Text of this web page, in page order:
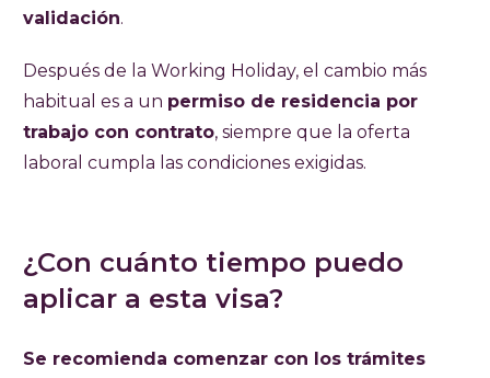
validación.
Después de la Working Holiday, el cambio más
habitual es a un permiso de residencia por
trabajo con contrato, siempre que la oferta
laboral cumpla las condiciones exigidas.
¿Con cuánto tiempo puedo
aplicar a esta visa?
Se recomienda comenzar con los trámites